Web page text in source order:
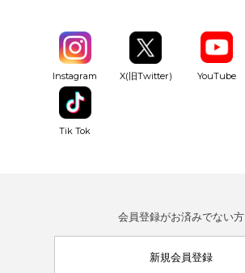
Instagram X(旧Twitter) YouTube
Tik Tok
会員登録がお済みでない方
新規会員登録